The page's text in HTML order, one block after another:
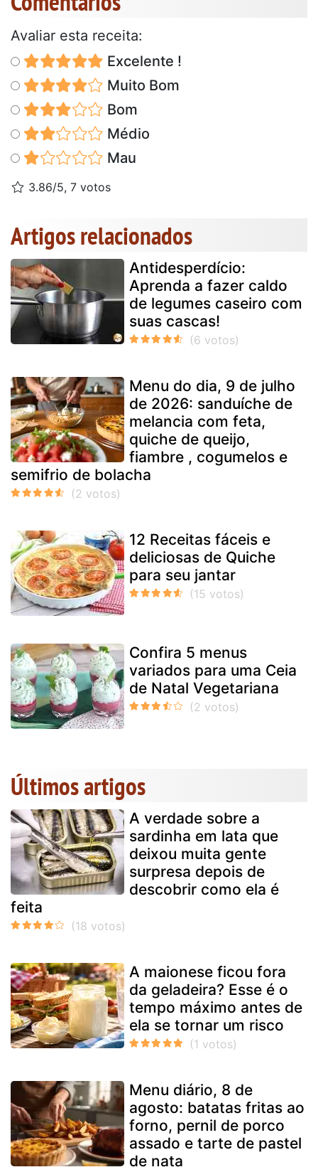
Avaliar esta receita:
Excelente !
Muito Bom
Bom
Médio
Mau
3.86/5, 7 votos
Artigos relacionados
Antidesperdício:
Aprenda a fazer caldo
de legumes caseiro com
suas cascas!
Menu do dia, 9 de julho
de 2026: sanduíche de
melancia com feta,
quiche de queijo,
fiambre , cogumelos e
semifrio de bolacha
12 Receitas fáceis e
deliciosas de Quiche
para seu jantar
Confira 5 menus
variados para uma Ceia
de Natal Vegetariana
Últimos artigos
A verdade sobre a
sardinha em lata que
deixou muita gente
surpresa depois de
descobrir como ela é
feita
A maionese ficou fora
da geladeira? Esse é o
tempo máximo antes de
ela se tornar um risco
Menu diário, 8 de
agosto: batatas fritas ao
forno, pernil de porco
assado e tarte de pastel
de nata